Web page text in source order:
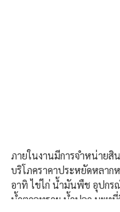
ภายในงานมีการจำหน่ายสิ
บริโภคราคาประหยัดหลาก
อาทิ ไข่ไก่ น้ำมันพืช อุปกร
น้ำตาลทราย น้ำปลา บะหมี่